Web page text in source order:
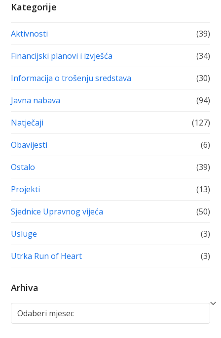
Kategorije
Aktivnosti (39)
Financijski planovi i izvješća (34)
Informacija o trošenju sredstava (30)
Javna nabava (94)
Natječaji (127)
Obavijesti (6)
Ostalo (39)
Projekti (13)
Sjednice Upravnog vijeća (50)
Usluge (3)
Utrka Run of Heart (3)
Arhiva
Arhiva